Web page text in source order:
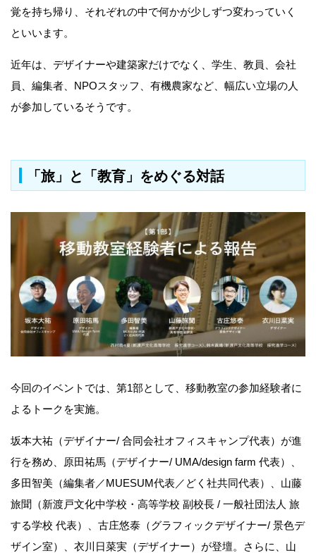
覚を持ち帰り、それぞれの中で何かが少しずつ変わっていく
といいます。
近年は、デザイナーや建築家だけでなく、学生、教員、会社
員、編集者、NPOスタッフ、有機農家など、幅広い立場の人
が参加しているそうです。
「旅」と「教育」をめぐる対話
今回のイベントでは、第1部として、移動教室の参加経験者に
よるトークを実施。
坂本大祐（デザイナー/ 合同会社オフィスキャンプ代表）が進
行を務め、原田祐馬（デザイナー/ UMA/design farm 代表）、
多田智美（編集者／MUESUM代表／どく社共同代表）、山藤
旅聞（新渡戸文化中学校・高等学校 副校長 / 一般社団法人 旅
する学校 代表）、古庄悠泰（グラフィックデザイナー/ 景色デ
ザイン室）、衣川日菜実（デザイナー）が登壇。さらに、山